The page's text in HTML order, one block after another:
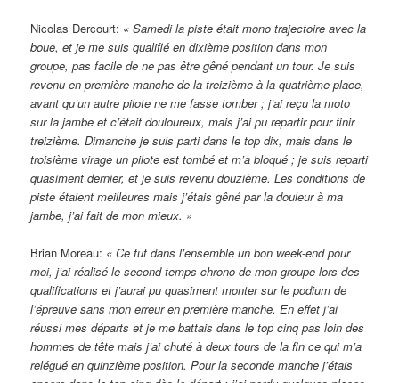
Nicolas Dercourt: « Samedi la piste était mono trajectoire avec la
boue, et je me suis qualifié en dixième position dans mon
groupe, pas facile de ne pas être gêné pendant un tour. Je suis
revenu en première manche de la treizième à la quatrième place,
avant qu’un autre pilote ne me fasse tomber ; j’ai reçu la moto
sur la jambe et c’était douloureux, mais j’ai pu repartir pour finir
treizième. Dimanche je suis parti dans le top dix, mais dans le
troisième virage un pilote est tombé et m’a bloqué ; je suis reparti
quasiment dernier, et je suis revenu douzième. Les conditions de
piste étaient meilleures mais j’étais gêné par la douleur à ma
jambe, j’ai fait de mon mieux. »
Brian Moreau: « Ce fut dans l’ensemble un bon week-end pour
moi, j’ai réalisé le second temps chrono de mon groupe lors des
qualifications et j’aurai pu quasiment monter sur le podium de
l’épreuve sans mon erreur en première manche. En effet j’ai
réussi mes départs et je me battais dans le top cinq pas loin des
hommes de tête mais j’ai chuté à deux tours de la fin ce qui m’a
relégué en quinzième position. Pour la seconde manche j’étais